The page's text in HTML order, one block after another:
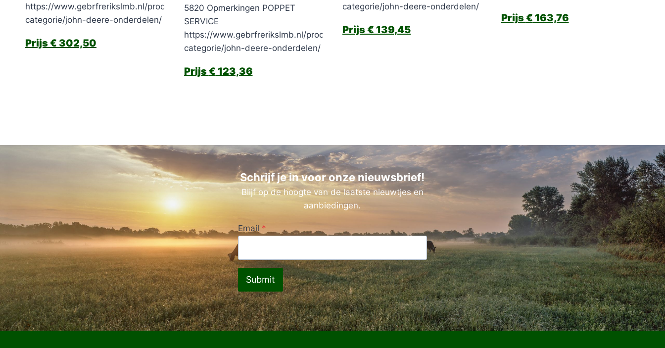
https://www.gebrfrerikslmb.nl/product-
categorie/john-deere-onderdelen/
€ 302,50
5820 Opmerkingen POPPET
SERVICE
https://www.gebrfrerikslmb.nl/product-
categorie/john-deere-onderdelen/
€ 123,36
categorie/john-deere-onderdelen/
€ 139,45
€ 163,76
Schrijf je in voor onze nieuwsbrief!
Blijf op de hoogte van de laatste nieuwtjes en
aanbiedingen.
Email *
Submit